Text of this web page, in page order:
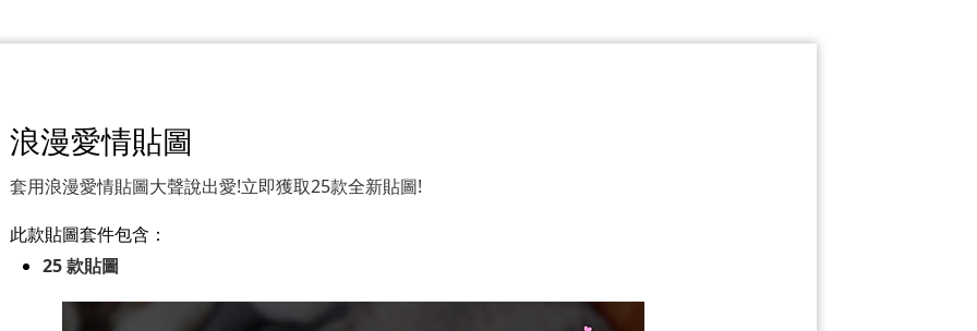
浪漫愛情貼圖
套用浪漫愛情貼圖大聲說出愛!立即獲取25款全新貼圖!
此款貼圖套件包含：
25 款貼圖